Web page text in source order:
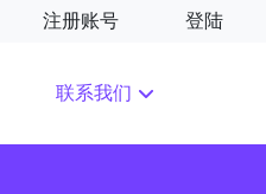
注册账号 登陆
联系我们